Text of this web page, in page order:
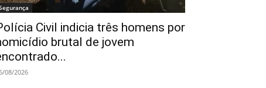
Civil indicia três homens por
brutal de jovem
08/2026